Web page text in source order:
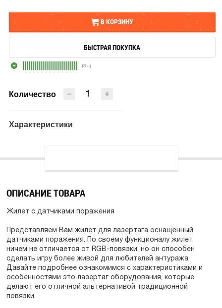
В КОРЗИНУ
В КОРЗИНУ
БЫСТРАЯ ПОКУПКА
(3+)
Количество +
−
Характеристики
ОПИСАНИЕ ТОВАРА
Жилет с датчиками поражения
Представляем Вам жилет для лазертага оснащённый
датчиками поражения. По своему функционалу жилет
ничем не отличается от RGB-повязки, но он способен
сделать игру более живой для любителей антуража.
Давайте подробнее ознакомимся с характеристиками и
особенностями это лазертаг оборудования, которые
делают его отличной альтернативой традиционной
повязки.